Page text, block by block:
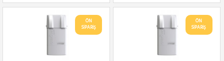
ÖN
SİPARİŞ
ÖN
SİPARİŞ